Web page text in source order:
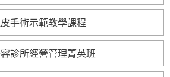
手術示範教學課程
診所經營管理菁英班